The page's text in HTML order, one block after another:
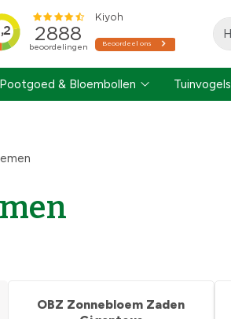
Pootgoed & Bloembollen Tuinvogels
OBZ Zonnebloem Zaden